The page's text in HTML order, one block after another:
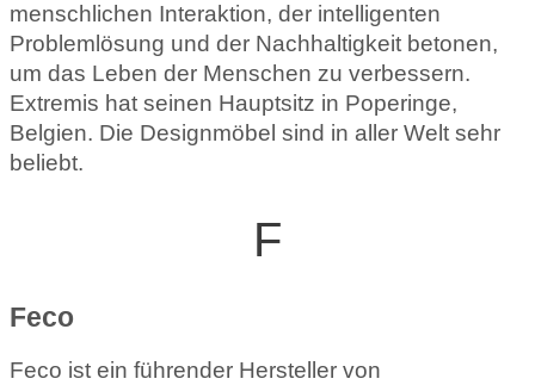
menschlichen Interaktion, der intelligenten
Problemlösung und der Nachhaltigkeit betonen,
um das Leben der Menschen zu verbessern.
Extremis hat seinen Hauptsitz in Poperinge,
Belgien. Die Designmöbel sind in aller Welt sehr
beliebt.
F
Feco
Feco ist ein führender Hersteller von